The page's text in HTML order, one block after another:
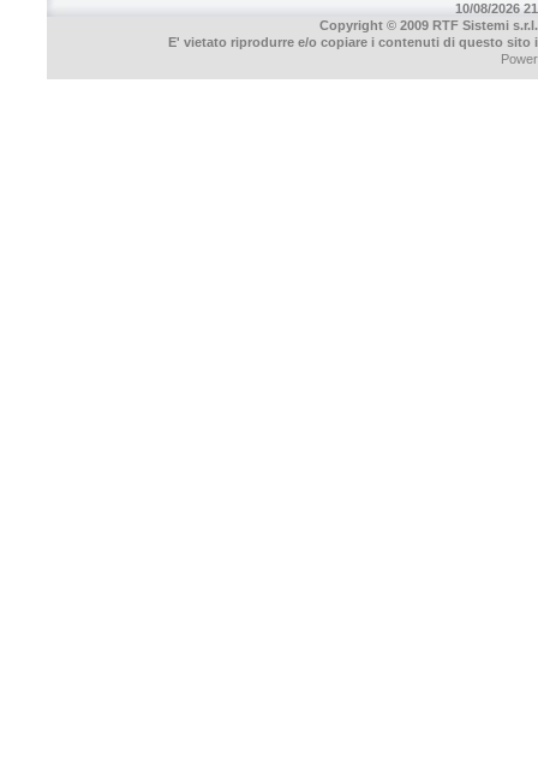
10/08/2026
Copyright © 2009 RTF Sistemi
E' vietato riprodurre e/o copiare i contenuti di questo